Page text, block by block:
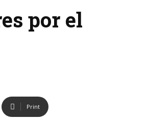
por el
Print